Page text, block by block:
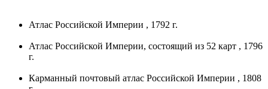
Атлас Российской Империи , 1792 г.
Атлас Российской Империи, состоящий из 52 карт , 1796
г.
Карманный почтовый атлас Российской Империи , 1808